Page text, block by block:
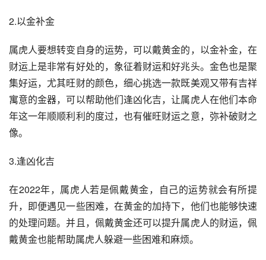
2.以金补金
属虎人要想转变自身的运势，可以戴黄金的，以金补金，在
财运上是非常有好处的，象征着财运和好兆头。金色也是聚
集好运，尤其旺财的颜色，细心挑选一款既美观又带有吉祥
寓意的金器，可以帮助他们逢凶化吉，让属虎人在他们本命
年这一年顺顺利利的度过，也有催旺财运之意，弥补破财之
像。
3.逢凶化吉
在2022年，属虎人若是佩戴黄金，自己的运势就会有所提
升，即便遇见一些困难，在黄金的加持下，他们也能够快速
的处理问题。并且，佩戴黄金还可以提升属虎人的财运，佩
戴黄金也能帮助属虎人躲避一些困难和麻烦。